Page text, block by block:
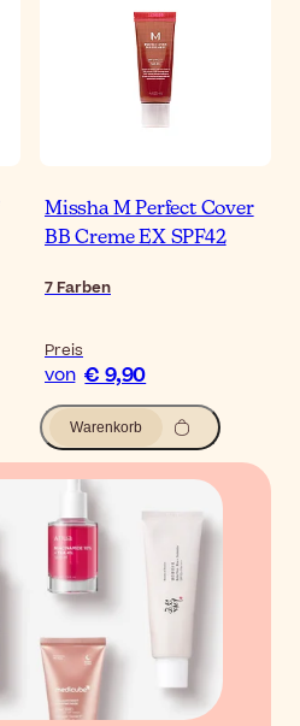
Missha M Perfect Cover
BB Creme EX SPF42
7 Farben
Preis
von € 9,90
Warenkorb